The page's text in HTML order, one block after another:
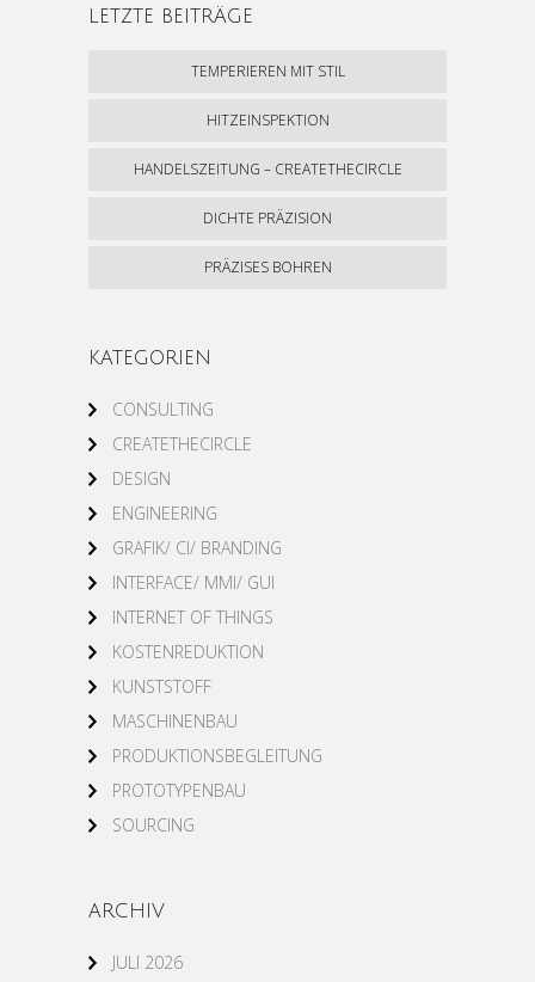
LETZTE BEITRÄGE
TEMPERIEREN MIT STIL
HITZEINSPEKTION
HANDELSZEITUNG – CREATETHECIRCLE
DICHTE PRÄZISION
PRÄZISES BOHREN
KATEGORIEN
CONSULTING
CREATETHECIRCLE
DESIGN
ENGINEERING
GRAFIK/ CI/ BRANDING
INTERFACE/ MMI/ GUI
INTERNET OF THINGS
KOSTENREDUKTION
KUNSTSTOFF
MASCHINENBAU
PRODUKTIONSBEGLEITUNG
PROTOTYPENBAU
SOURCING
ARCHIV
JULI 2026